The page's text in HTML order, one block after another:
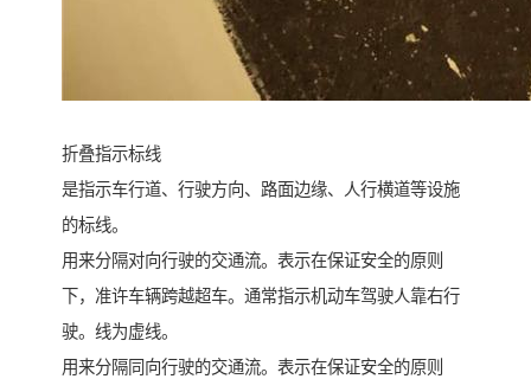
折叠指示标线
是指示车行道、行驶方向、路面边缘、人行横道等设施
的标线。
用来分隔对向行驶的交通流。表示在保证安全的原则
下，准许车辆跨越超车。通常指示机动车驾驶人靠右行
驶。线为虚线。
用来分隔同向行驶的交通流。表示在保证安全的原则